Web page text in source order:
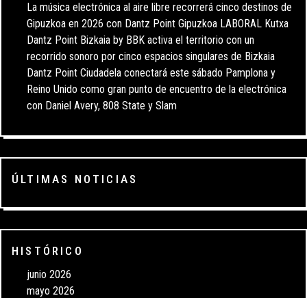
La música electrónica al aire libre recorrerá cinco destinos de
Gipuzkoa en 2026 con Dantz Point Gipuzkoa LABORAL Kutxa
Dantz Point Bizkaia by BBK activa el territorio con un
recorrido sonoro por cinco espacios singulares de Bizkaia
Dantz Point Ciudadela conectará este sábado Pamplona y
Reino Unido como gran punto de encuentro de la electrónica
con Daniel Avery, 808 State y Slam
ÚLTIMAS NOTICIAS
HISTÓRICO
junio 2026
mayo 2026